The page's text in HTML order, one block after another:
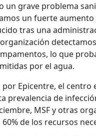
un grave problema
un fuerte
tras una
lo que
por el agua.
Epicentre, el centro
prevalencia de
MSF y otras
de los recursos